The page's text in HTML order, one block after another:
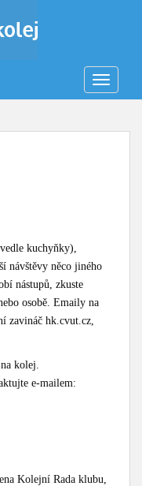
kuchyňky),
návštěvy něco jiného
nástupů, zkuste
osobě. Emaily na
zavináč hk.cvut.cz,
kolej.
e-mailem:
Kolejní Rada klubu,